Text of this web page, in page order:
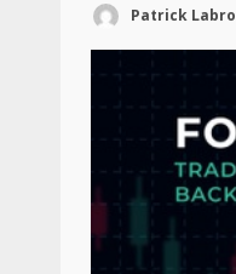
Patrick Labro